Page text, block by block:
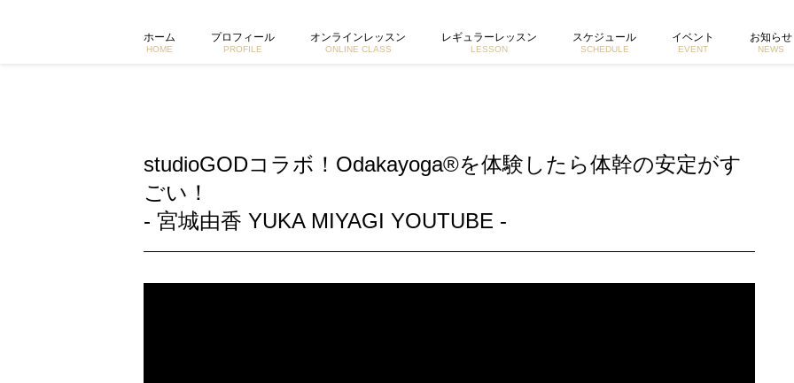
ホーム
HOME
プロフィール
PROFILE
オンラインレッスン
ONLINE CLASS
レギュラーレッスン
LESSON
スケジュール
SCHEDULE
イベント
EVENT
お知らせ
NEWS
studioGODコラボ！Odakayoga®を体験したら体幹の安定がす
ごい！
- 宮城由香 YUKA MIYAGI YOUTUBE -